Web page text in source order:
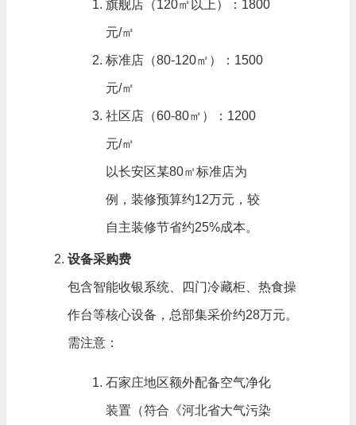
旗舰店（120㎡以上）：1800
元/㎡
标准店（80-120㎡）：1500
元/㎡
社区店（60-80㎡）：1200
元/㎡
以长安区某80㎡标准店为
例，装修预算约12万元，较
自主装修节省约25%成本。
设备采购费
包含智能收银系统、四门冷藏柜、热食操
作台等核心设备，总部集采价约28万元。
需注意：
石家庄地区额外配备空气净化
装置（符合《河北省大气污染